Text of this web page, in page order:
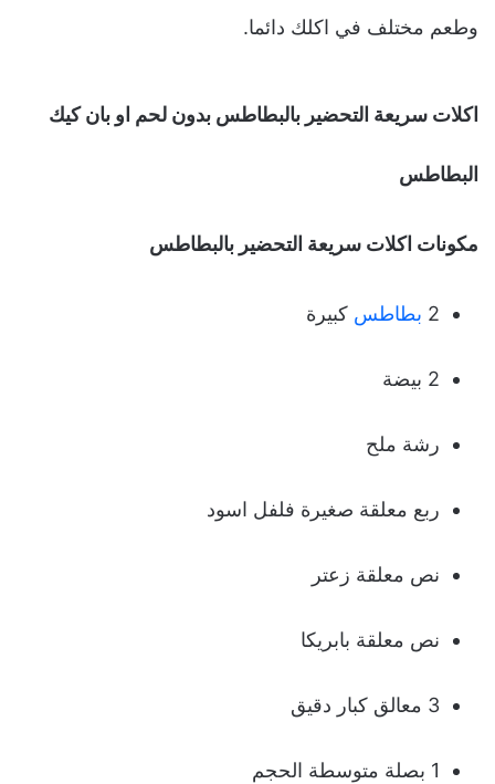
وطعم مختلف في اكلك دائما.
اكلات سريعة التحضير بالبطاطس بدون لحم او بان كيك
البطاطس
مكونات اكلات سريعة التحضير بالبطاطس
2 بطاطس كبيرة
2 بيضة
رشة ملح
ربع معلقة صغيرة فلفل اسود
نص معلقة زعتر
نص معلقة بابريكا
3 معالق كبار دقيق
1 بصلة متوسطة الحجم